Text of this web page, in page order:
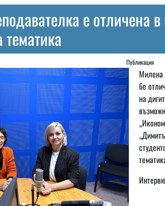
е отличена
тематика
Публикация
Милена
бе
на